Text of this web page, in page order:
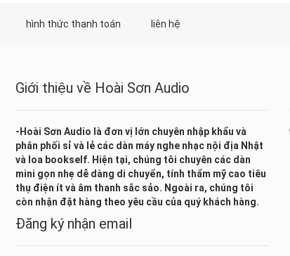
hình thức thanh toán liên hệ
Giới thiệu về Hoài Sơn Audio
-Hoài Sơn Audio là đơn vị lớn chuyên nhập khẩu và
phân phối sỉ và lẻ các dàn máy nghe nhạc nội địa Nhật
và loa bookself. Hiện tại, chúng tôi chuyên các dàn
mini gọn nhẹ dễ dàng di chuyển, tính thẩm mỹ cao tiêu
thụ điện ít và âm thanh sắc sảo. Ngoài ra, chúng tôi
còn nhận đặt hàng theo yêu cầu của quý khách hàng.
Đăng ký nhận email